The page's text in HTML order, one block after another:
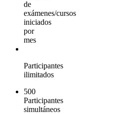
de
exámenes/cursos
iniciados
por
mes
Participantes
ilimitados
500
Participantes
simultáneos